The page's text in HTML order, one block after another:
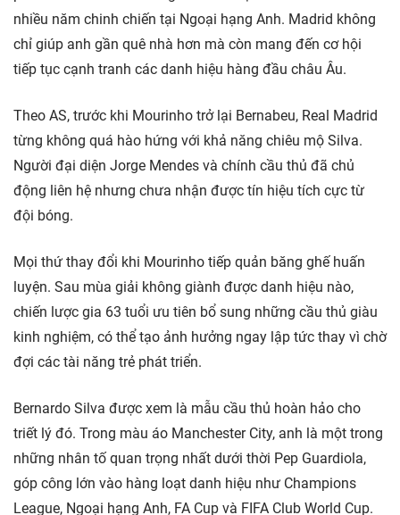
nhiều năm chinh chiến tại Ngoại hạng Anh. Madrid không
chỉ giúp anh gần quê nhà hơn mà còn mang đến cơ hội
tiếp tục cạnh tranh các danh hiệu hàng đầu châu Âu.
Theo AS, trước khi Mourinho trở lại Bernabeu, Real Madrid
từng không quá hào hứng với khả năng chiêu mộ Silva.
Người đại diện Jorge Mendes và chính cầu thủ đã chủ
động liên hệ nhưng chưa nhận được tín hiệu tích cực từ
đội bóng.
Mọi thứ thay đổi khi Mourinho tiếp quản băng ghế huấn
luyện. Sau mùa giải không giành được danh hiệu nào,
chiến lược gia 63 tuổi ưu tiên bổ sung những cầu thủ giàu
kinh nghiệm, có thể tạo ảnh hưởng ngay lập tức thay vì chờ
đợi các tài năng trẻ phát triển.
Bernardo Silva được xem là mẫu cầu thủ hoàn hảo cho
triết lý đó. Trong màu áo Manchester City, anh là một trong
những nhân tố quan trọng nhất dưới thời Pep Guardiola,
góp công lớn vào hàng loạt danh hiệu như Champions
League, Ngoại hạng Anh, FA Cup và FIFA Club World Cup.